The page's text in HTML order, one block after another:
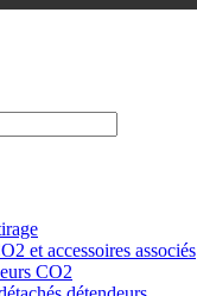
et accessoires associés
CO2